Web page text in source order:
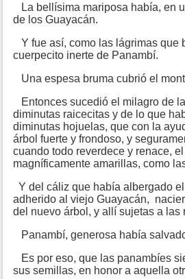
La bellísima mariposa había, en
de los Guayacán.
Y fue así, como las lágrimas que
cuerpecito inerte de Panambí.
Una espesa bruma cubrió el
Entonces sucedió el milagro de
diminutas raicecitas y de lo que
diminutas hojuelas, que con la
árbol fuerte y frondoso, y
cuando todo reverdece y renace,
magníficamente amarillas, como
Y del cáliz que había albergado
adherido al viejo Guayacán,
del nuevo árbol, y allí sujetas a las
Panambí, generosa había
Es por eso, que las panambíes
sus semillas, en honor a aquella